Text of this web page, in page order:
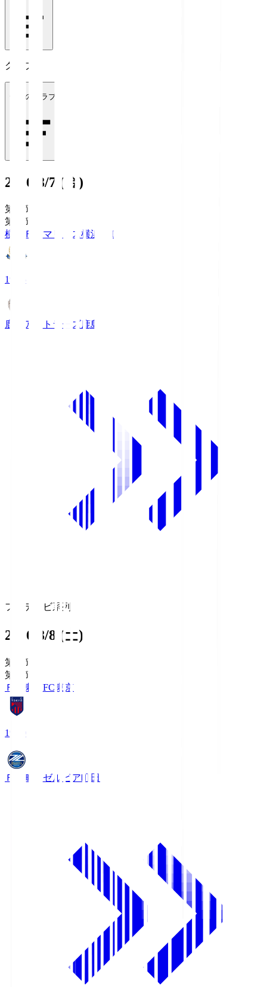
クラブ
全てのクラブ
2026/8/7 (金)
第1節
第1節
横浜Ｆ・マリノス横浜FM
19:25
鹿島アントラーズ鹿島
フジテレビ系列
2026/8/8 (土)
第1節
第1節
ＦＣ東京 FC東京
19:00
ＦＣ町田ゼルビア町田